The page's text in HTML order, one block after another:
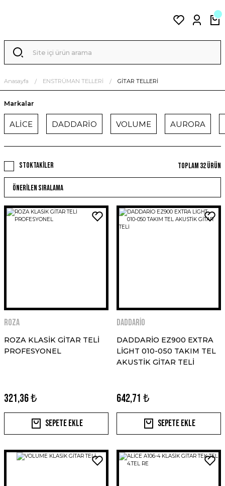
Anasayfa ENSTRÜMAN TELLERİ GİTAR TELLERİ
Markalar
ALİCE DADDARİO VOLUME AURORA
Stoktakiler Toplam 32 ürün
ROZA
ROZA KLASİK GİTAR TELİ
PROFESYONEL
321,36 ₺
Sepete Ekle
DADDARİO
DADDARİO EZ900 EXTRA
LİGHT 010-050 TAKIM TEL
AKUSTİK GİTAR TELİ
642,71 ₺
Sepete Ekle